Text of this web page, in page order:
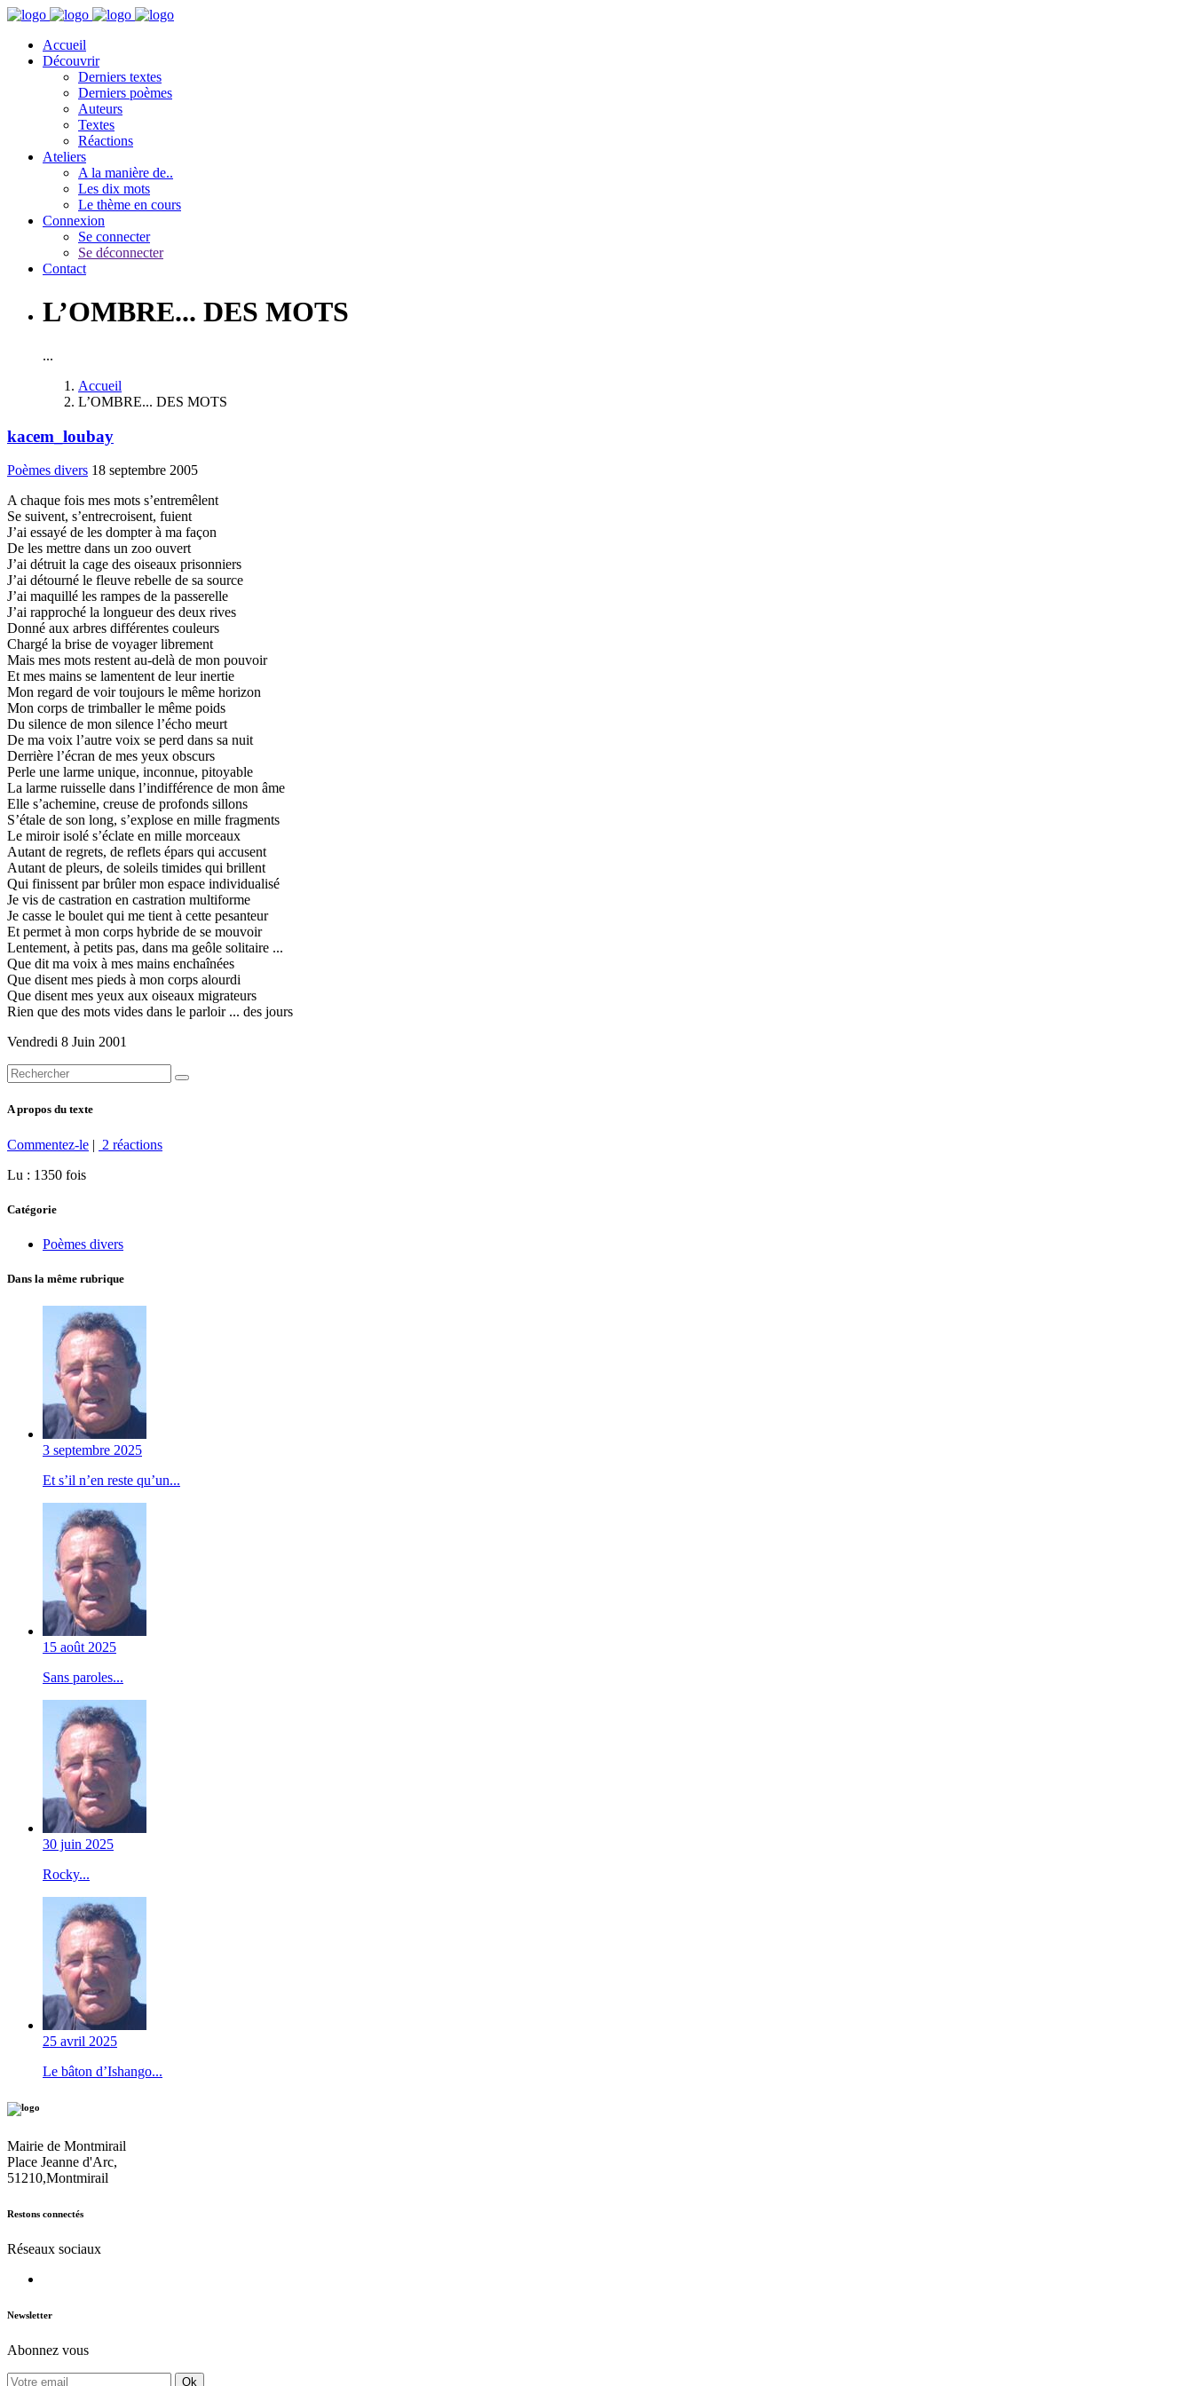
Accueil
Découvrir
Derniers textes
Derniers poèmes
Auteurs
Textes
Réactions
Ateliers
A la manière de..
Les dix mots
Le thème en cours
Connexion
Se connecter
Se déconnecter
Contact
L’OMBRE... DES MOTS
...
Accueil
L’OMBRE... DES MOTS
kacem_loubay
Poèmes divers 18 septembre 2005
A chaque fois mes mots s’entremêlent
Se suivent, s’entrecroisent, fuient
J’ai essayé de les dompter à ma façon
De les mettre dans un zoo ouvert
J’ai détruit la cage des oiseaux prisonniers
J’ai détourné le fleuve rebelle de sa source
J’ai maquillé les rampes de la passerelle
J’ai rapproché la longueur des deux rives
Donné aux arbres différentes couleurs
Chargé la brise de voyager librement
Mais mes mots restent au-delà de mon pouvoir
Et mes mains se lamentent de leur inertie
Mon regard de voir toujours le même horizon
Mon corps de trimballer le même poids
Du silence de mon silence l’écho meurt
De ma voix l’autre voix se perd dans sa nuit
Derrière l’écran de mes yeux obscurs
Perle une larme unique, inconnue, pitoyable
La larme ruisselle dans l’indifférence de mon âme
Elle s’achemine, creuse de profonds sillons
S’étale de son long, s’explose en mille fragments
Le miroir isolé s’éclate en mille morceaux
Autant de regrets, de reflets épars qui accusent
Autant de pleurs, de soleils timides qui brillent
Qui finissent par brûler mon espace individualisé
Je vis de castration en castration multiforme
Je casse le boulet qui me tient à cette pesanteur
Et permet à mon corps hybride de se mouvoir
Lentement, à petits pas, dans ma geôle solitaire ...
Que dit ma voix à mes mains enchaînées
Que disent mes pieds à mon corps alourdi
Que disent mes yeux aux oiseaux migrateurs
Rien que des mots vides dans le parloir ... des jours
Vendredi 8 Juin 2001
A propos du texte
Commentez-le | 2 réactions
Lu : 1350 fois
Catégorie
Poèmes divers
Dans la même rubrique
3 septembre 2025
Et s’il n’en reste qu’un...
15 août 2025
Sans paroles...
30 juin 2025
Rocky...
25 avril 2025
Le bâton d’Ishango...
Mairie de Montmirail
Place Jeanne d'Arc,
51210,Montmirail
Restons connectés
Réseaux sociaux
Newsletter
Abonnez vous
Ok